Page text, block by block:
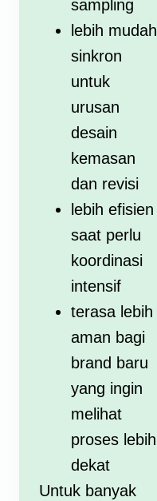
sampling
lebih mudah
sinkron
untuk
urusan
desain
kemasan
dan revisi
lebih efisien
saat perlu
koordinasi
intensif
terasa lebih
aman bagi
brand baru
yang ingin
melihat
proses lebih
dekat
Untuk banyak